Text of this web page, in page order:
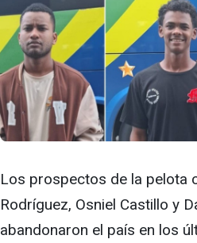
Los prospectos de la pelota
Rodríguez, Osniel Castillo y
abandonaron el país en los